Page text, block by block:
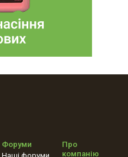
Форуми
Про
компанію